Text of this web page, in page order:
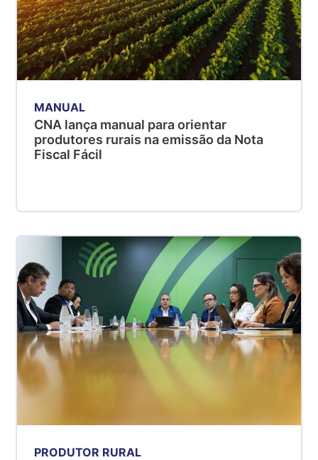
MANUAL
CNA lança manual para orientar
produtores rurais na emissão da Nota
Fiscal Fácil
PRODUTOR RURAL